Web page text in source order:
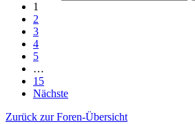
1
2
3
4
5
…
15
Nächste
Zurück zur Foren-Übersicht